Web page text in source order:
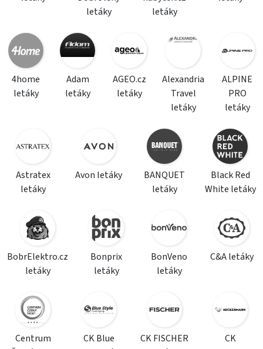
letáky
letáky
4home
letáky
Adam
letáky
AGEO.cz
letáky
Alexandria
Travel
letáky
ALPINE
PRO
letáky
Astratex
letáky
Avon letáky
BANQUET
letáky
Black Red
White letáky
BobrElektro.cz
letáky
Bonprix
letáky
BonVeno
letáky
C&A letáky
Centrum
CK Blue
CK FISCHER
CK